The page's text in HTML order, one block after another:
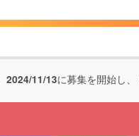
2024/11/13に募集を開始し、